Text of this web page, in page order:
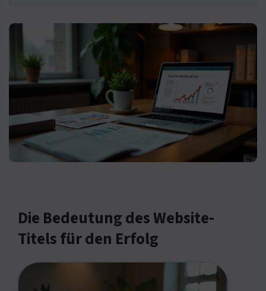
Die Bedeutung des Website-
Titels für den Erfolg